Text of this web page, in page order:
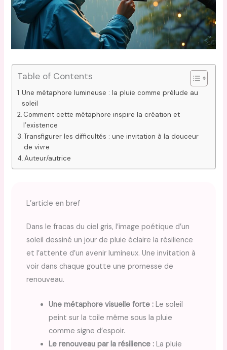
Table of Contents
Une métaphore lumineuse : la pluie comme prélude au
soleil
Comment cette métaphore inspire la création et
l’existence
Transfigurer les difficultés : une invitation à la douceur
de vivre
Auteur/autrice
L’article en bref
Dans le fracas du ciel gris, l’image poétique d’un
soleil dessiné un jour de pluie éclaire la résilience
et l’attente d’un avenir lumineux. Une invitation à
voir dans chaque goutte une promesse de
renouveau.
Une métaphore visuelle forte : Le soleil
peint sur la toile même sous la pluie
comme signe d’espoir.
Le renouveau par la résilience : La pluie